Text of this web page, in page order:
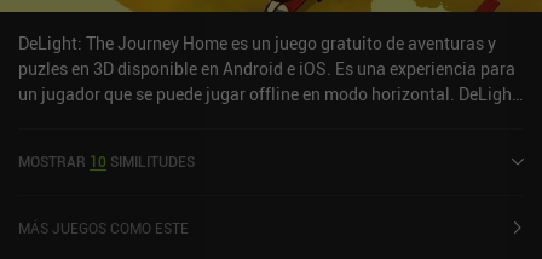
DeLight: The Journey Home es un juego gratuito de aventuras y
puzles en 3D disponible en Android e iOS. Es una experiencia para
un jugador que se puede jugar offline en modo horizontal. DeLight:
en la App Store de iOS.
MOSTRAR 10 SIMILITUDES
MÁS JUEGOS COMO ESTE